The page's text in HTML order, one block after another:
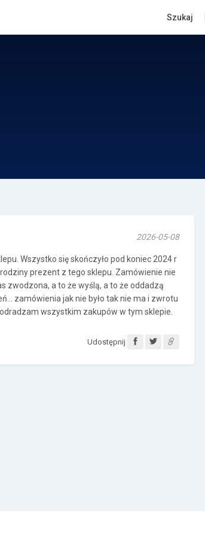
2026-05-08
Wszystko się skończyło pod koniec 2024 r
prezent z tego sklepu. Zamówienie nie
zwodzona, a to że wyślą, a to że oddadzą
zamówienia jak nie było tak nie ma i zwrotu
wszystkim zakupów w tym sklepie.
Udostępnij
Szukaj